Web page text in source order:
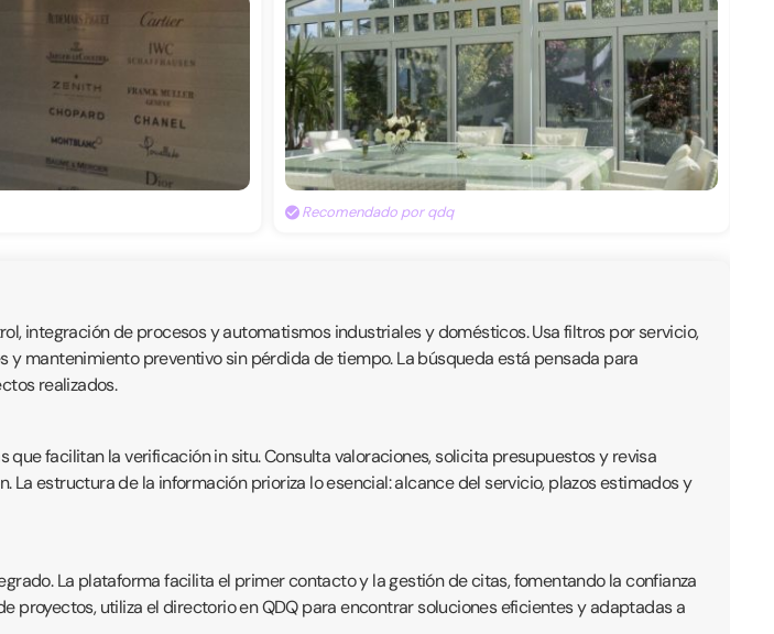
Recomendado por qdq
integración de procesos y automatismos industriales y domésticos. Usa filtros por servicio,
y mantenimiento preventivo sin pérdida de tiempo. La búsqueda está pensada para
realizados.
facilitan la verificación in situ. Consulta valoraciones, solicita presupuestos y revisa
estructura de la información prioriza lo esencial: alcance del servicio, plazos estimados y
La plataforma facilita el primer contacto y la gestión de citas, fomentando la confianza
proyectos, utiliza el directorio en QDQ para encontrar soluciones eficientes y adaptadas a